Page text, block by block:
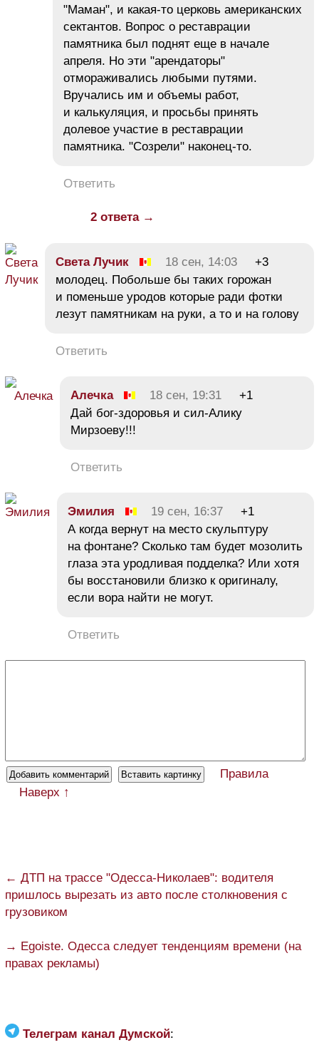
"Маман", и какая-то церковь американских
сектантов. Вопрос о реставрации
памятника был поднят еще в начале
апреля. Но эти "арендаторы"
отмораживались любыми путями.
Вручались им и объемы работ,
и калькуляция, и просьбы принять
долевое участие в реставрации
памятника. "Созрели" наконец-то.
Ответить
2 ответа →
Света Лучик 18 сен, 14:03
+3
молодец. Побольше бы таких горожан
и поменьше уродов которые ради фотки
лезут памятникам на руки, а то и на голову
Ответить
Алечка 18 сен, 19:31
+1
Дай бог-здоровья и сил-Алику
Мирзоеву!!!
Ответить
Эмилия 19 сен, 16:37
+1
А когда вернут на место скульптуру
на фонтане? Сколько там будет мозолить
глаза эта уродливая подделка? Или хотя
бы восстановили близко к оригиналу,
если вора найти не могут.
Ответить
Правила
Наверх ↑
← ДТП на трассе "Одесса-Николаев": водителя
пришлось вырезать из авто после столкновения с
грузовиком
→ Egoiste. Одесса следует тенденциям времени (на
правах рекламы)
Телеграм канал Думской: